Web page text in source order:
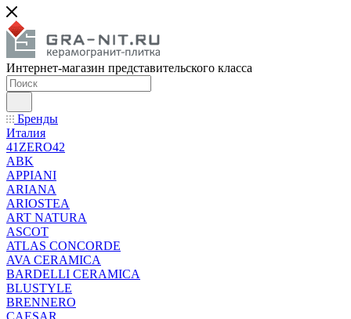
Интернет-магазин представительского класса
Бренды
Италия
41ZERO42
ABK
APPIANI
ARIANA
ARIOSTEA
ART NATURA
ASCOT
ATLAS CONCORDE
AVA CERAMICA
BARDELLI CERAMICA
BLUSTYLE
BRENNERO
CAESAR